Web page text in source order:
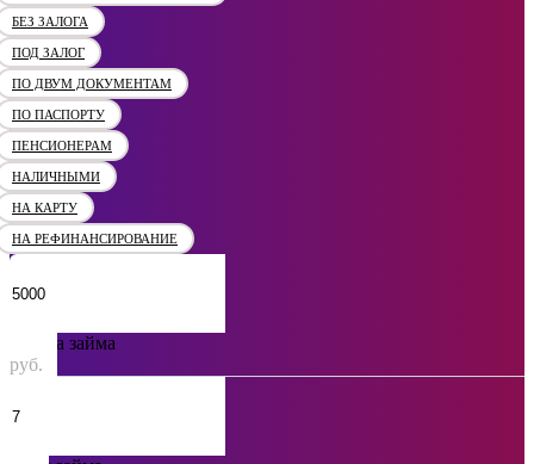
БЕЗ ЗАЛОГА
ПОД ЗАЛОГ
ПО ДВУМ ДОКУМЕНТАМ
ПО ПАСПОРТУ
ПЕНСИОНЕРАМ
НАЛИЧНЫМИ
НА КАРТУ
НА РЕФИНАНСИРОВАНИЕ
Сумма займа
руб.